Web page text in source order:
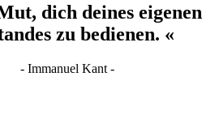
dich deines eigenen
zu bedienen. «
- Immanuel Kant -